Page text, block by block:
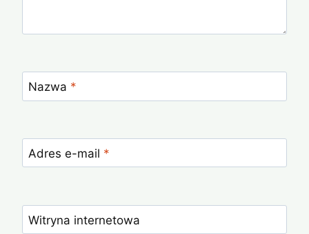
Nazwa *
Adres e-mail *
Witryna internetowa